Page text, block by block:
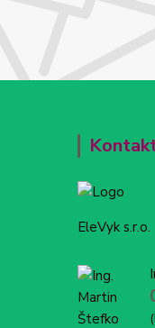
EleVyk s.r.o.